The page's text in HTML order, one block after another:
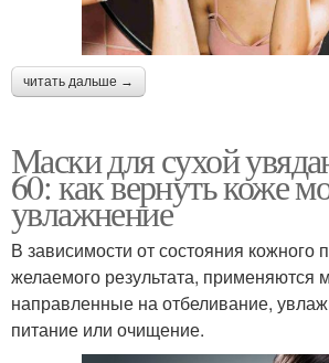
читать дальше →
Маски для сухой
60: как вернуть коже
увлажнение
В зависимости от состояния кожного
желаемого результата, применяются
направленные на отбеливание,
питание или очищение.